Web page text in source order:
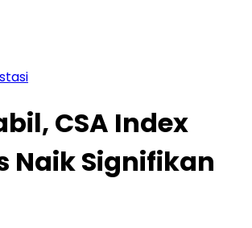
CSA Index
Naik Signifikan